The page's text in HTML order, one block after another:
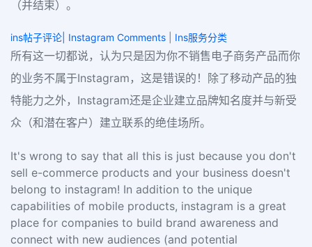
（并结束）。
ins帖子评论| Instagram Comments Ins服务分类
所有这一切都说，认为只是因为你不销售电子商务产品而你
的业务不属于Instagram，这是错误的！除了移动产品的独
特能力之外，Instagram还是企业建立品牌知名度并与新受
众（和潜在客户）建立联系的绝佳场所。
It's wrong to say that all this is just because you don't
sell e-commerce products and your business doesn't
belong to instagram! In addition to the unique
capabilities of mobile products, instagram is a great
place for companies to build brand awareness and
connect with new audiences (and potential